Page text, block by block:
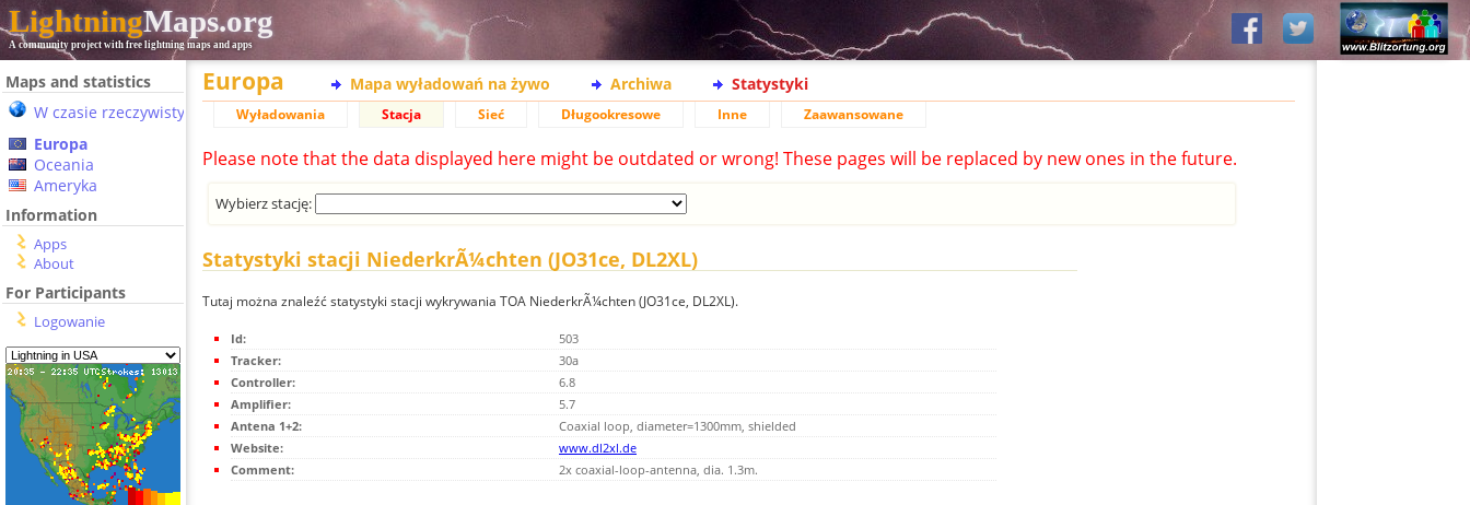
LightningMaps.org
A community project with free lightning maps and apps
Maps and statistics
W czasie rzeczywistym
Europa
Oceania
Ameryka
Information
Apps
About
For Participants
Logowanie
Europa Mapa wyładowań na żywo Archiwa Statystyki
Wyładowania Stacja Sieć Długookresowe Inne Zaawansowane
Please note that the data displayed here might be outdated or wrong! These pages will be replaced by new ones in the future.
Wybierz stację:
Statystyki stacji NiederkrÃ¼chten (JO31ce, DL2XL)
Tutaj można znaleźć statystyki stacji wykrywania TOA NiederkrÃ¼chten (JO31ce, DL2XL).
Id:
503
Tracker:
30a
Controller:
6.8
Amplifier:
5.7
Antena 1+2:
Coaxial loop, diameter=1300mm, shielded
Website:
www.dl2xl.de
Comment:
2x coaxial-loop-antenna, dia. 1.3m.